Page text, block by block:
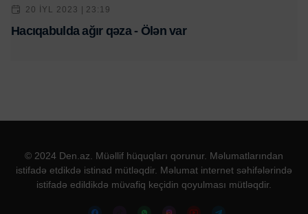
20 IYL 2023 | 23:19
Hacıqabulda ağır qəza - Ölən var
© 2024 Den.az. Müəllif hüquqları qorunur. Məlumatlarından
istifadə etdikdə istinad mütləqdir. Məlumat internet səhifələrində
istifadə edildikdə müvafiq keçidin qoyulması mütləqdir.